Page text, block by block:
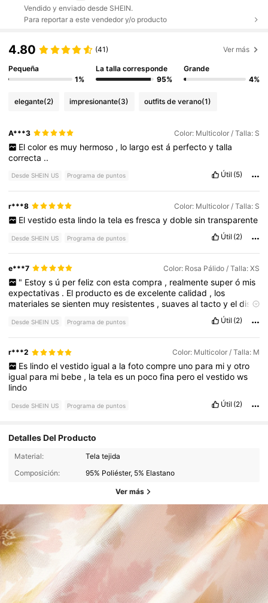
Vendido y enviado desde SHEIN.
Para reportar a este vendedor y/o producto
4.80 (41) Ver más
Pequeña
1%
La talla corresponde
95%
Grande
4%
elegante(2) impresionante(3) outfits de verano(1)
A***3 Color: Multicolor / Talla: S
El color es muy hermoso , lo largo est á perfecto y talla
correcta ..
Desde SHEIN US Programa de puntos Útil (5)
r***8 Color: Multicolor / Talla: S
El vestido esta lindo la tela es fresca y doble sin transparente
Desde SHEIN US Programa de puntos Útil (2)
e***7 Color: Rosa Pálido / Talla: XS
" Estoy s ú per feliz con esta compra , realmente super ó mis
expectativas . El productoesdeexcelentecalidad , los
materialessesienten muy resistentes ,suavesaltactoyeldise
que
ltimamentelos envíosdeShein unpocom ás
detiempoqueantesyquelospreciosdelascosashansubido
poco en la plataforma
queapesar deesa entregayelcostom á
selevado ,lacompravali ó totalmentelapena porlacalidad
querecib í.Elpaquetellegóenperfectas condiciones,muy
bien
de fá brica
Si
Desde SHEIN US Programa de puntos Útil (2)
r***2 Color: Multicolor / Talla: M
Es lindo el vestido igual a la foto compre uno para mi y otro
igual para mi bebe , latelaes un pocofina peroelvestidows
lindo
Desde SHEIN US Programa de puntos Útil (2)
Detalles Del Producto
Material:
Tela tejida
Composición:
95% Poliéster, 5% Elastano
Ver más